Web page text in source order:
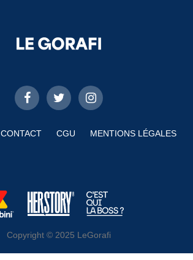
CONTACT CGU MENTIONS LÉGALES
Copyright © 2025 LeGorafi